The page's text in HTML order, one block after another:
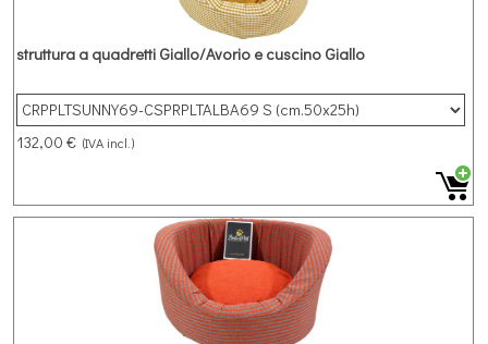
struttura a quadretti Giallo/Avorio e cuscino Giallo
132,00 € (IVA incl.)